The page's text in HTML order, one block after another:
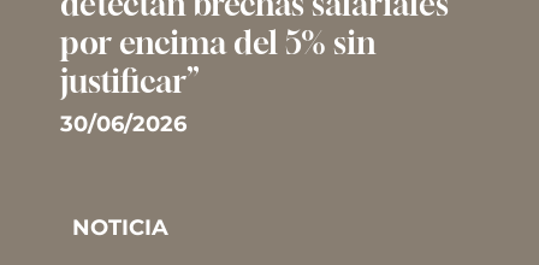
por encima del 5% sin
justificar”
30/06/2026
NOTICIA